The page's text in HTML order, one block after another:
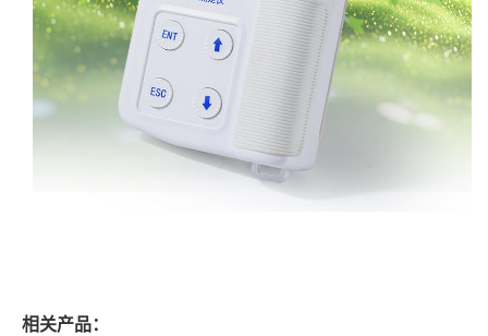
相关产品：